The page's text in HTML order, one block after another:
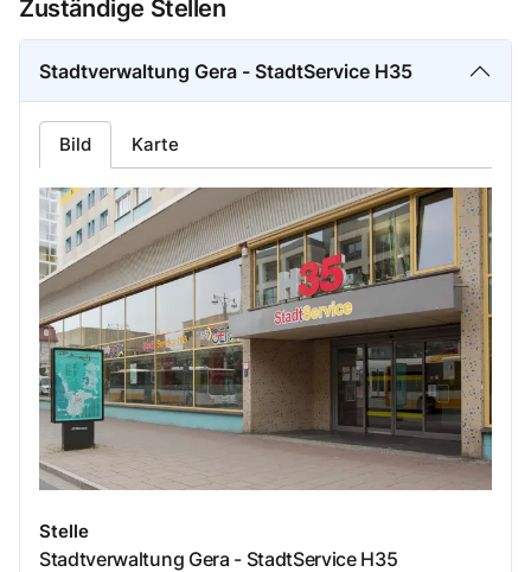
Zuständige Stellen
Stadtverwaltung Gera - StadtService H35
Bild Karte
Stelle
Stadtverwaltung Gera - StadtService H35